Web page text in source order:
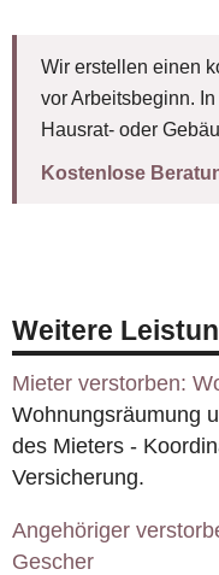
Wir erstellen einen
vor Arbeitsbeginn.
Hausrat- oder
Kostenlose
Weitere
Mieter verstorben:
Wohnungsräumung
des Mieters -
Versicherung.
Angehöriger
Gescher